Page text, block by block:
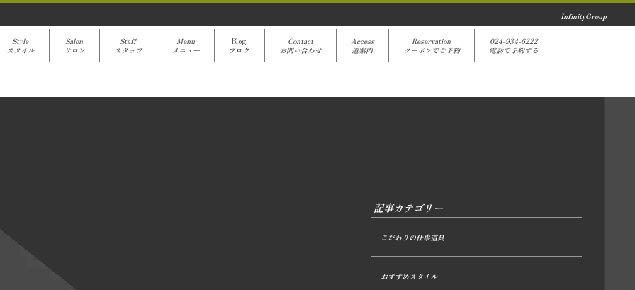
InfinityGroup
Style
スタイル
Salon
サロン
Staff
スタッフ
Menu
メニュー
Blog
ブログ
Contact
お問い合わせ
Access
道案内
Reservation
クーポンでご予約
024-934-6222
電話で予約する
記事カテゴリー
こだわりの仕事道具
おすすめスタイル